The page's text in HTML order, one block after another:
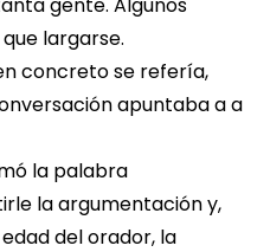
largarse.
concreto se refería,
apuntaba a a
la palabra
la argumentación y,
del orador, la